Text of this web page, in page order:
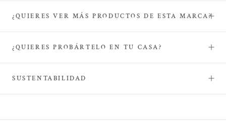
¿QUIERES VER MÁS PRODUCTOS DE ESTA MARCA?
¿QUIERES PROBÁRTELO EN TU CASA?
SUSTENTABILIDAD